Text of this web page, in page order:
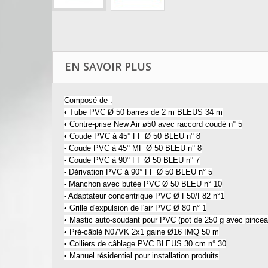
EN SAVOIR PLUS
Composé de :
• Tube PVC Ø 50 barres de 2 m BLEUS 34 m
• Contre-prise New Air ø50 avec raccord coudé n° 5
• Coude PVC à 45° FF Ø 50 BLEU n° 8
- Coude PVC à 45° MF Ø 50 BLEU n° 8
- Coude PVC à 90° FF Ø 50 BLEU n° 7
- Dérivation PVC à 90° FF Ø 50 BLEU n° 5
- Manchon avec butée PVC Ø 50 BLEU n° 10
- Adaptateur concentrique PVC Ø F50/F82 n°1
• Grille d'expulsion de l'air PVC Ø 80 n° 1
• Mastic auto-soudant pour PVC (pot de 250 g avec
• Pré-câblé N07VK 2x1 gaine Ø16 IMQ 50 m
• Colliers de câblage PVC BLEUS 30 cm n° 30
• Manuel résidentiel pour installation produits